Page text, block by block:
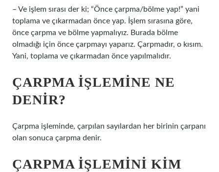
– Ve işlem sırası der ki; “Önce çarpma/bölme yap!” yani
toplama ve çıkarmadan önce yap. İşlem sırasına göre,
önce çarpma ve bölme yapmalıyız. Burada bölme
olmadığı için önce çarpmayı yaparız. Çarpmadır, o kısım.
Yani, toplama ve çıkarmadan önce yapılmalıdır.
ÇARPMA IŞLEMINE NE
DENIR?
Çarpma işleminde, çarpılan sayılardan her birinin çarpanı
olan sonuca çarpma denir.
ÇARPMA IŞLEMINI KIM